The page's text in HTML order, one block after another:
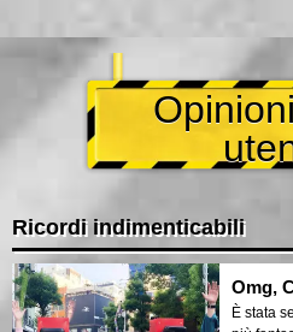
Ricordi indimenticabili
Omg,
È stata